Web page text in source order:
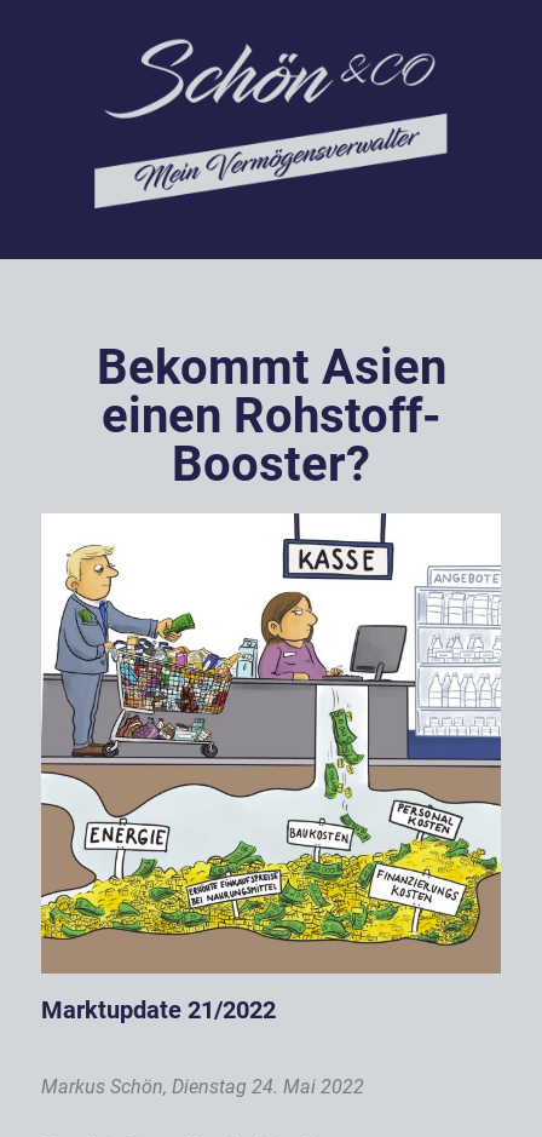
Bekommt Asien
einen Rohstoff-
Booster?
Marktupdate 21/2022
Markus Schön, Dienstag 24. Mai 2022